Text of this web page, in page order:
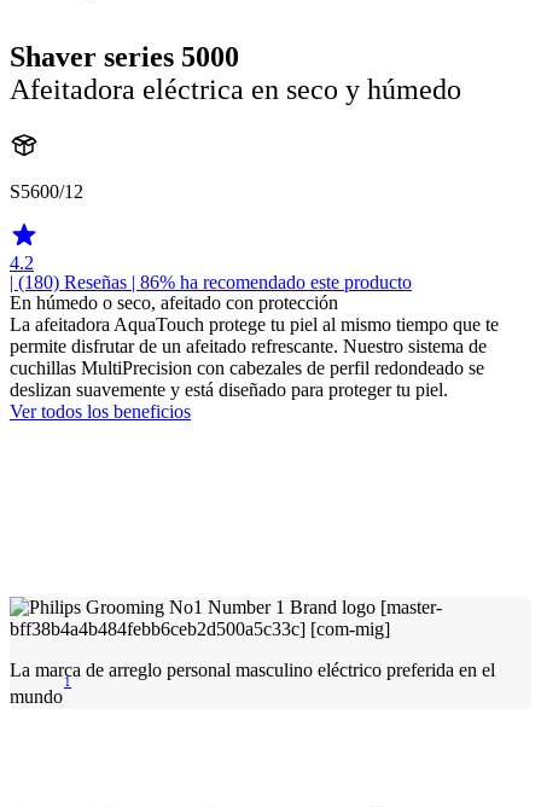
Shaver series 5000
Afeitadora eléctrica en seco y húmedo
S5600/12
4.2
| (180) Reseñas | 86% ha recomendado este producto
En húmedo o seco, afeitado con protección
La afeitadora AquaTouch protege tu piel al mismo tiempo que te
permite disfrutar de un afeitado refrescante. Nuestro sistema de
cuchillas MultiPrecision con cabezales de perfil redondeado se
deslizan suavemente y está diseñado para proteger tu piel.
Ver todos los beneficios
La marca de arreglo personal masculino eléctrico preferida en el
mundo
1